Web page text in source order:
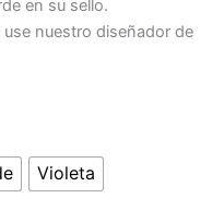
en su sello.
nuestro diseñador de
Violeta